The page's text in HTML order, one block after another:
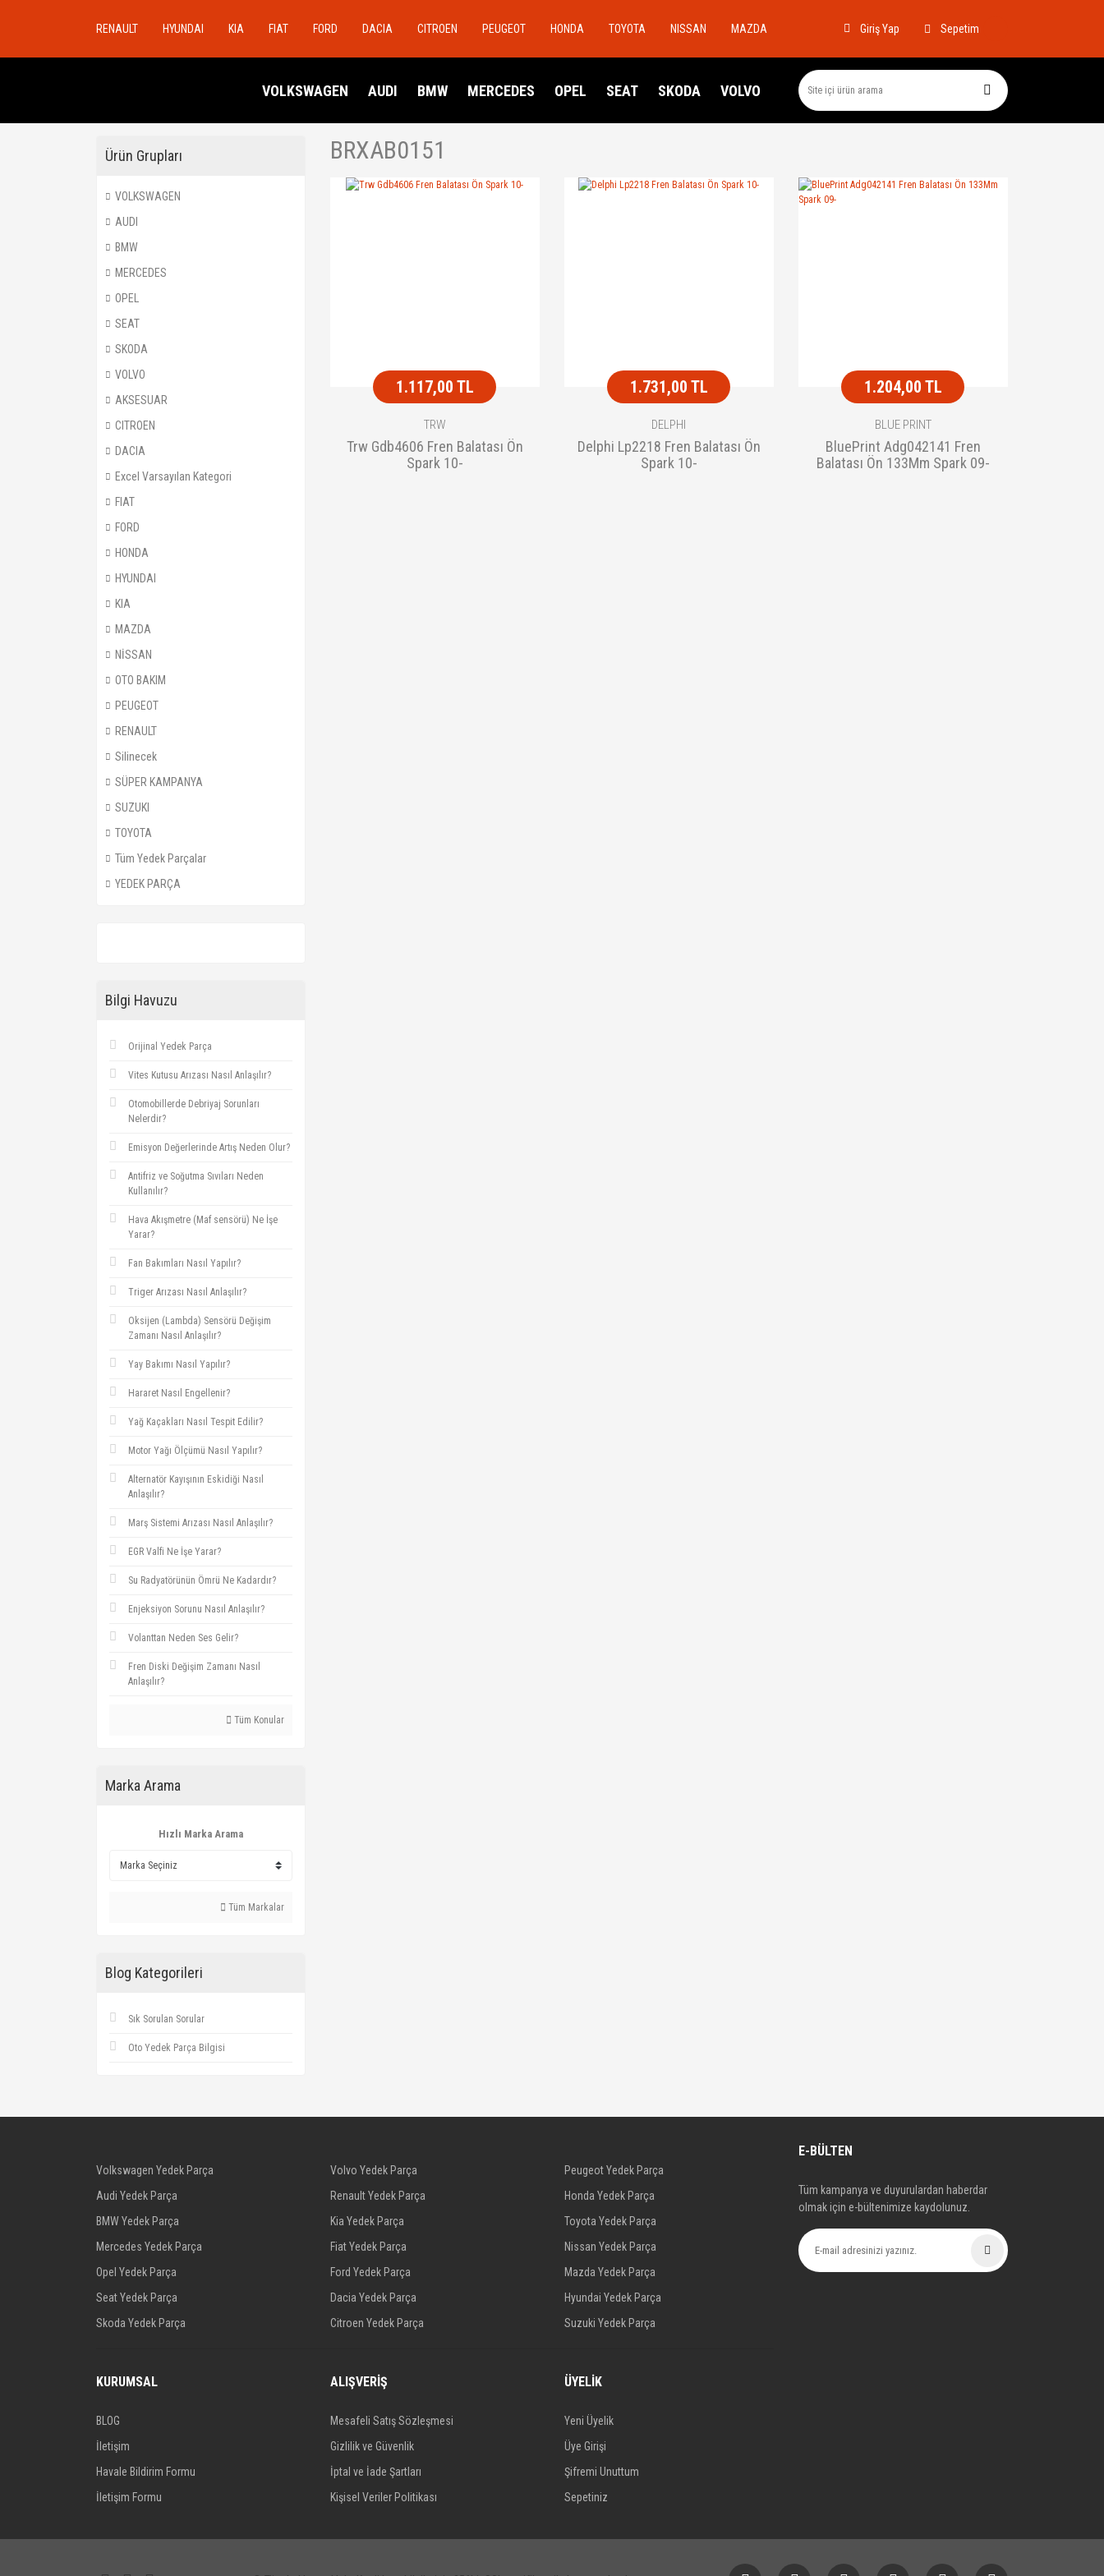
RENAULT HYUNDAI KIA FIAT FORD DACIA CITROEN PEUGEOT HONDA TOYOTA NISSAN MAZDA Giriş Yap Sepetim
VOLKSWAGEN AUDI BMW MERCEDES OPEL SEAT SKODA VOLVO
Ürün Grupları
VOLKSWAGEN
AUDI
BMW
MERCEDES
OPEL
SEAT
SKODA
VOLVO
AKSESUAR
CITROEN
DACIA
Excel Varsayılan Kategori
FIAT
FORD
HONDA
HYUNDAI
KIA
MAZDA
NİSSAN
OTO BAKIM
PEUGEOT
RENAULT
Silinecek
SÜPER KAMPANYA
SUZUKI
TOYOTA
Tüm Yedek Parçalar
YEDEK PARÇA
Bilgi Havuzu
Orijinal Yedek Parça
Vites Kutusu Arızası Nasıl Anlaşılır?
Otomobillerde Debriyaj Sorunları
Nelerdir?
Emisyon Değerlerinde Artış Neden Olur?
Antifriz ve Soğutma Sıvıları Neden
Kullanılır?
Hava Akışmetre (Maf sensörü) Ne İşe
Yarar?
Fan Bakımları Nasıl Yapılır?
Triger Arızası Nasıl Anlaşılır?
Oksijen (Lambda) Sensörü Değişim
Zamanı Nasıl Anlaşılır?
Yay Bakımı Nasıl Yapılır?
Hararet Nasıl Engellenir?
Yağ Kaçakları Nasıl Tespit Edilir?
Motor Yağı Ölçümü Nasıl Yapılır?
Alternatör Kayışının Eskidiği Nasıl
Anlaşılır?
Marş Sistemi Arızası Nasıl Anlaşılır?
EGR Valfi Ne İşe Yarar?
Su Radyatörünün Ömrü Ne Kadardır?
Enjeksiyon Sorunu Nasıl Anlaşılır?
Volanttan Neden Ses Gelir?
Fren Diski Değişim Zamanı Nasıl
Anlaşılır?
Tüm Konular
Marka Arama
Hızlı Marka Arama
Tüm Markalar
Blog Kategorileri
Sık Sorulan Sorular
Oto Yedek Parça Bilgisi
BRXAB0151
1.117,00 TL
TRW
Trw Gdb4606 Fren Balatası Ön
Spark 10-
1.731,00 TL
DELPHI
Delphi Lp2218 Fren Balatası Ön
Spark 10-
1.204,00 TL
BLUE PRINT
BluePrint Adg042141 Fren
Balatası Ön 133Mm Spark 09-
Volkswagen Yedek Parça
Audi Yedek Parça
BMW Yedek Parça
Mercedes Yedek Parça
Opel Yedek Parça
Seat Yedek Parça
Skoda Yedek Parça
Volvo Yedek Parça
Renault Yedek Parça
Kia Yedek Parça
Fiat Yedek Parça
Ford Yedek Parça
Dacia Yedek Parça
Citroen Yedek Parça
Peugeot Yedek Parça
Honda Yedek Parça
Toyota Yedek Parça
Nissan Yedek Parça
Mazda Yedek Parça
Hyundai Yedek Parça
Suzuki Yedek Parça
KURUMSAL
BLOG
İletişim
Havale Bildirim Formu
İletişim Formu
ALIŞVERİŞ
Mesafeli Satış Sözleşmesi
Gizlilik ve Güvenlik
İptal ve İade Şartları
Kişisel Veriler Politikası
ÜYELİK
Yeni Üyelik
Üye Girişi
Şifremi Unuttum
Sepetiniz
E-BÜLTEN
Tüm kampanya ve duyurulardan haberdar
olmak için e-bültenimize kaydolunuz.